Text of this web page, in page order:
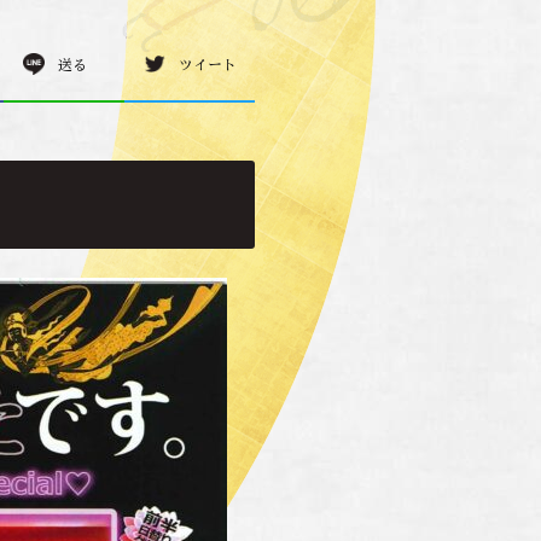
送る ツイート